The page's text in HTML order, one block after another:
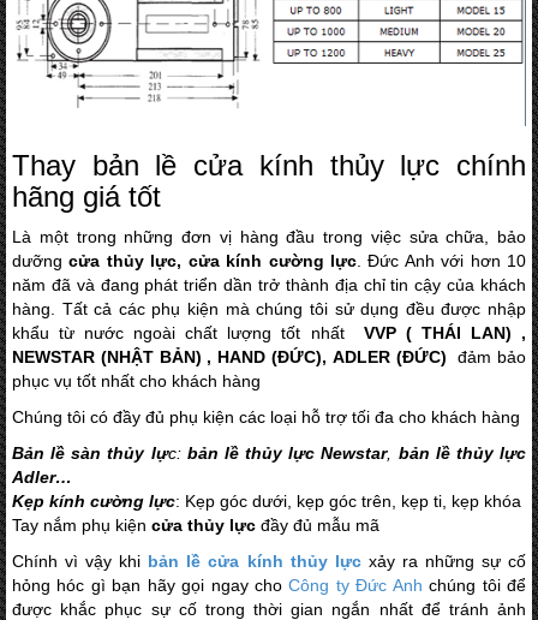
Thay bản lề cửa kính thủy lực chính
hãng giá tốt
Là một trong những đơn vị hàng đầu trong việc sửa chữa, bảo
dưỡngcửa thủy lực, cửa kính cường lực. Đức Anh với hơn 10
năm đã và đang phát triển dần trở thành địa chỉ tin cậy của khách
hàng. Tất cả các phụ kiện mà chúng tôi sử dụng đều được nhập
khẩu từ nước ngoài chất lượng tốt nhất
VVP ( THÁI LAN) ,
NEWSTAR (NHẬT BẢN) , HAND (ĐỨC), ADLER (ĐỨC)
đảm bảo
phục vụ tốt nhất cho khách hàng
Chúng tôi có đầy đủ phụ kiện các loại hỗ trợ tối đa cho khách hàng
Bản lề sàn thủy lực: bản lề thủy lực Newstar, bản lề thủy lực
Adler…
Kẹp kính cường lực: Kẹp góc dưới, kẹp góc trên, kẹp ti, kẹp khóa
Tay nắm phụ kiện cửa thủy lực đầy đủ mẫu mã
Chính vì vậy khi bản lề cửa kính thủy lựcxảy ra những sự cố
hỏng hóc gì bạn hãy gọi ngay choCông ty Đức Anh chúng tôi để
được khắc phục sự cố trong thời gian ngắn nhất để tránh ảnh